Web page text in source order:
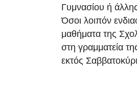
Γυμνασίου ή
Όσοι λοιπόν
μαθήματα της
στη γραμματεία
εκτός